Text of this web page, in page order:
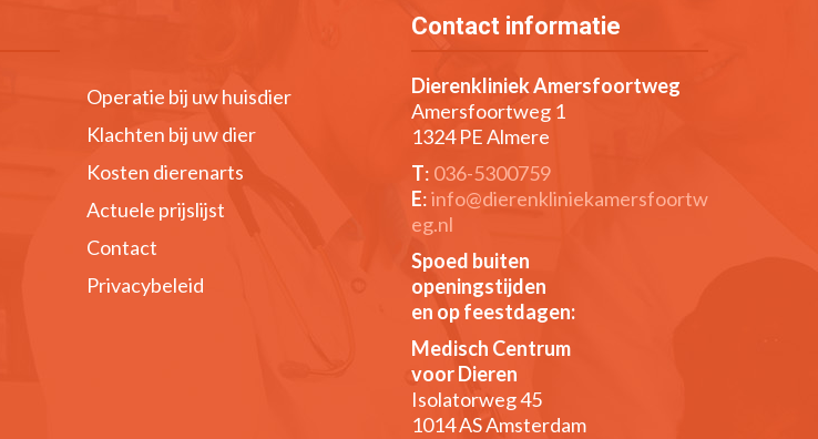
Operatie bij uw huisdier
Klachten bij uw dier
Kosten dierenarts
Actuele prijslijst
Contact
Privacybeleid
Contact informatie
Dierenkliniek Amersfoortweg
Amersfoortweg 1
1324 PE Almere
T: 036-5300759
E:info@dierenkliniekamersfoortw
eg.nl
Spoed buiten
openingstijden
en op feestdagen:
Medisch Centrum
voor Dieren
Isolatorweg 45
1014 AS Amsterdam